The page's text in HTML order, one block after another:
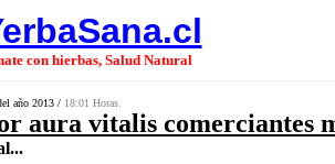
con hierbas, Salud Natural
año 2013 / 18:01 Horas.
aura vitalis comerciantes